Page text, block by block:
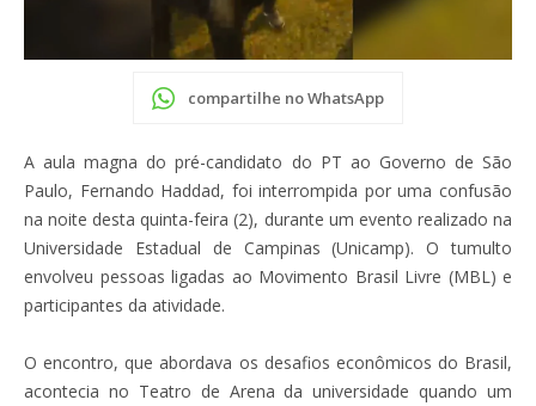
compartilhe no WhatsApp
A aula magna do pré-candidato do PT ao Governo de São
Paulo, Fernando Haddad, foi interrompida por uma confusão
na noite desta quinta-feira (2), durante um evento realizado na
Universidade Estadual de Campinas (Unicamp). O tumulto
envolveu pessoas ligadas ao Movimento Brasil Livre (MBL) e
participantes da atividade.
O encontro, que abordava os desafios econômicos do Brasil,
acontecia no Teatro de Arena da universidade quando um